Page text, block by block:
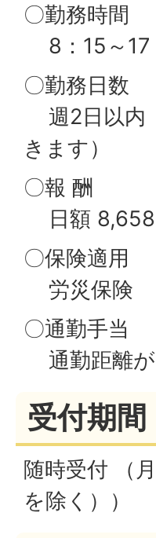
〇勤務時間
8：15～17
〇勤務日数
週2日以内
きます）
〇報 酬
日額 8,658
〇保険適用
労災保険
〇通勤手当
通勤距離が
受付期間
随時受付 （
を除く））